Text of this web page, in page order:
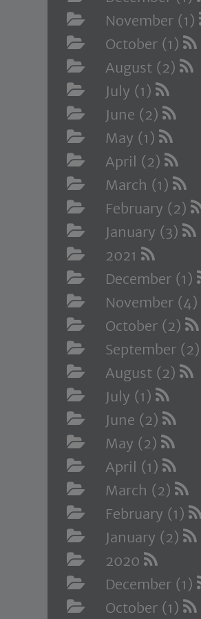
November (1)
October (1)
August (2)
July (1)
June (2)
May (1)
April (2)
March (1)
February (2)
January (3)
2021
December (1)
November (4)
October (2)
September (2)
August (2)
July (1)
June (2)
May (2)
April (1)
March (2)
February (1)
January (2)
2020
December (1)
October (1)